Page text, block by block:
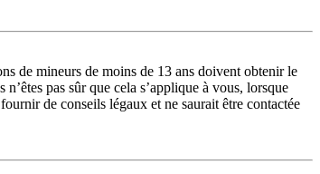
de mineurs de moins de 13 ans doivent obtenir le
pas sûr que cela s’applique à vous, lorsque
de conseils légaux et ne saurait être contactée